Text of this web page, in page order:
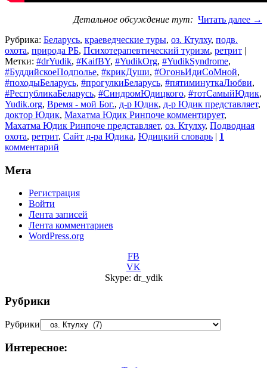
Детальное обсуждение тут: Читать далее →
Рубрика: Беларусь, краеведческие туры, оз. Ктулху, подв.
охота, природа РБ, Психотерапевтический туризм, ретрит |
Метки: #‎drYudik, #KaifBY, #YudikOrg, #YudikSyndrome,
#БуддийскоеПодполье, #крикДуши, #ОгоньИдиСоМной,
#походыБеларусь, #прогулкиБеларусь, #‎пятиминуткаЛюбви,
#РеспубликаБеларусь, #СиндромЮдицкого, #тотСамыйЮдик,
Yudik.org, Время - мой Бог., д-р Юдик, д-р Юдик представляет,
доктор Юдик, Махатма Юдик Ринпоче комментирует,
Махатма Юдик Ринпоче представляет, оз. Ктулху, Подводная
охота, ретрит, Сайт д-ра Юдика, Юдицкий словарь | 1
комментарий
Мета
Регистрация
Войти
Лента записей
Лента комментариев
WordPress.org
FB
VK
Skype: dr_ydik
Рубрики
Рубрики
Интересное: